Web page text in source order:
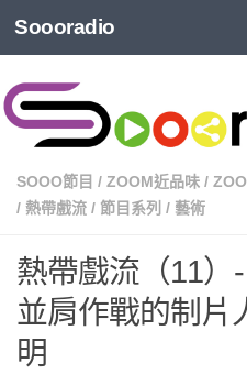
Soooradio
SOOO節目 / ZOOM近品味 /
/ 熱帶戲流 / 節目系列 / 藝術
熱帶戲流（11）
並肩作戰的制
明